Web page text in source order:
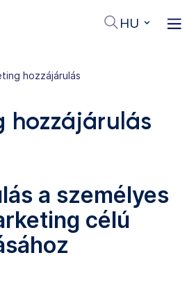
HU
hozzájárulás
hozzájárulás
a személyes
célú